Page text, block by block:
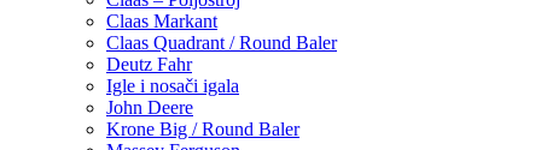
Claas Markant
Claas Quadrant / Round Baler
Deutz Fahr
Igle i nosači igala
John Deere
Krone Big / Round Baler